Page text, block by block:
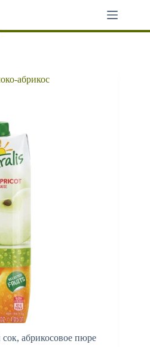
абрикос
абрикосовое пюре